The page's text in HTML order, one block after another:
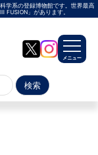
学系の登録博物館です。世界最高
FUSION」があります。
メニュー